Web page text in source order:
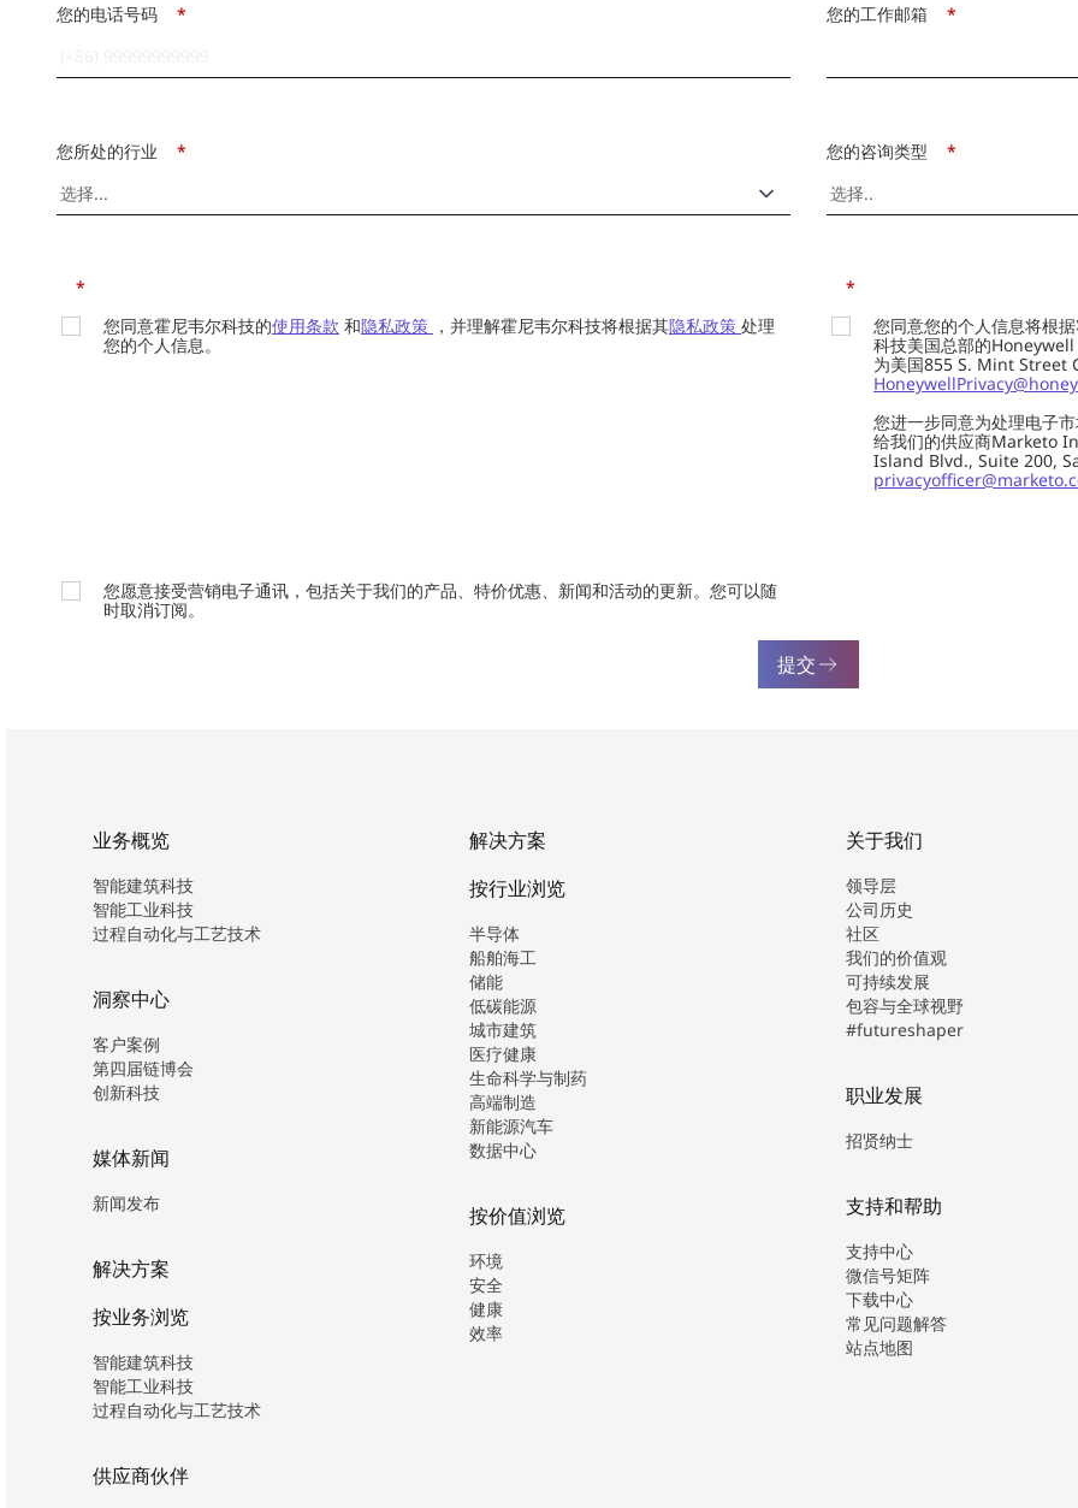
*
您的电话号码 *
您的工作邮箱
*
您所处的行业 *
您的咨询类型
*
您同意霍尼韦尔科技的使用条款 和隐私政策 ，并理解霍尼韦尔科技将根据其隐私政策 处理
您的个人信息。
*
您同意您的个人信息将根
科技美国总部的
为美国855 S. Mint Street
您进一步同意为处理电子
给我们的供应商Marketo
Island Blvd., Suite 200,
您愿意接受营销电子通讯，包括关于我们的产品、特价优惠、新闻和活动的更新。您可以随
时取消订阅。
提交
业务概览
智能建筑科技
智能工业科技
过程自动化与工艺技术
洞察中心
客户案例
第四届链博会
创新科技
媒体新闻
新闻发布
解决方案
按业务浏览
智能建筑科技
智能工业科技
过程自动化与工艺技术
供应商伙伴
解决方案
按行业浏览
半导体
船舶海工
储能
低碳能源
城市建筑
医疗健康
生命科学与制药
高端制造
新能源汽车
数据中心
按价值浏览
环境
安全
健康
效率
关于我们
领导层
公司历史
社区
我们的价值观
可持续发展
包容与全球视野
#futureshaper
职业发展
招贤纳士
支持和帮助
支持中心
微信号矩阵
下载中心
常见问题解答
站点地图